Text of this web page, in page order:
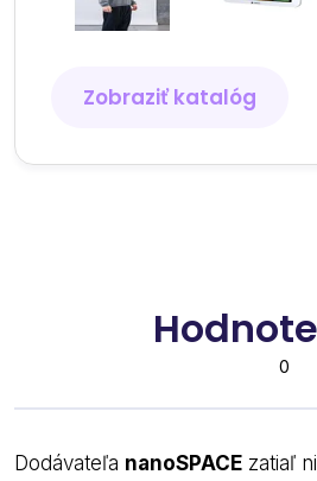
Zobraziť katalóg
0
Dodávateľa nanoSPACE zatiaľ